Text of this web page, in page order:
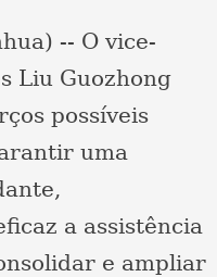
-- O vice-
Liu Guozhong
possíveis
uma
a assistência
e ampliar